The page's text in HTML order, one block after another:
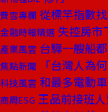
費雪專欄 從標竿指數
金融時報精選 失控房市
產業風雲 台驊一艘船
焦點新聞 「台灣人為
科技風雲 和最多電動
商周ESG 王品前接班